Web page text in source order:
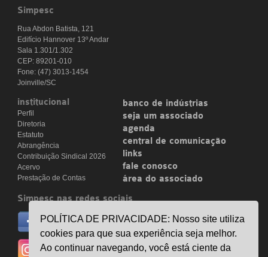
Simpesc
Rua Abdon Batista, 121
Edifício Hannover 13º Andar
Sala 1.301/1.302
CEP: 89201-010
Fone: (47) 3013-1454
Joinville/SC
institucional
Perfil
Diretoria
Estatuto
Abrangência
Contribuição Sindical 2026
Acervo
Prestação de Contas
banco de indústrias
seja um associado
agenda
central de comunicação
links
fale conosco
área do associado
Simpesc nas redes sociais
no facebook
/simpesc
no instagram
@simpescplasticos
POLÍTICA DE PRIVACIDADE: Nosso site utiliza
cookies para que sua experiência seja melhor.
Ao continuar navegando, você está ciente da